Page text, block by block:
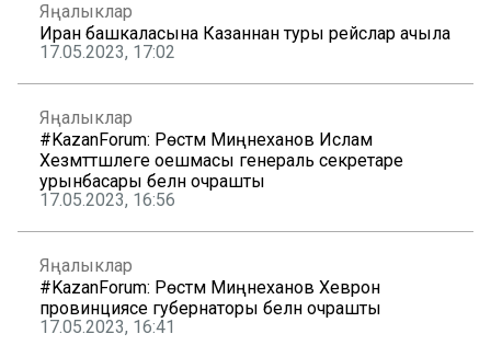
Яңалыклар
Иран башкаласына Казаннан туры рейслар ачыла
17.05.2023, 17:02
Яңалыклар
#KazanForum: Рөстәм Миңнеханов Ислам
Хезмәттәшлеге оешмасы генераль секретаре
урынбасары белән очрашты
17.05.2023, 16:56
Яңалыклар
#KazanForum: Рөстәм Миңнеханов Хеврон
провинциясе губернаторы белән очрашты
17.05.2023, 16:41